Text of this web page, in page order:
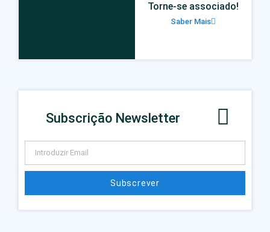
Torne-se associado!
Saber Mais
Subscrição Newsletter
Subscrever